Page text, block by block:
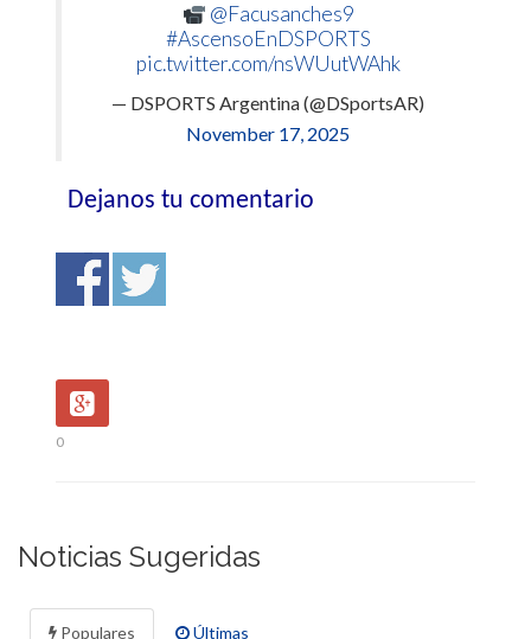
@Facusanches9
#AscensoEnDSPORTS
pic.twitter.com/nsWUutWAhk
— DSPORTS Argentina (@DSportsAR)
November 17, 2025
Dejanos tu comentario
0
Noticias Sugeridas
Populares Últimas